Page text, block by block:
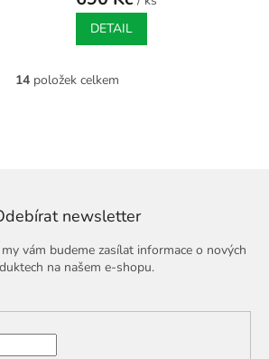
DETAIL
O
p
r
v
k
v
14položek celkem
newsletter
vám budeme zasílat informace o nových
na našem e-shopu.